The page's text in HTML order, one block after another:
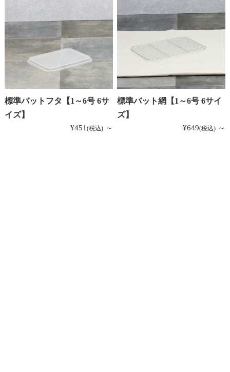
標準バットフタ【1～6号 6サ
イズ】
¥451 (税込) ～
標準バット網【1～6号 6サイ
ズ】
¥649(税込) ～